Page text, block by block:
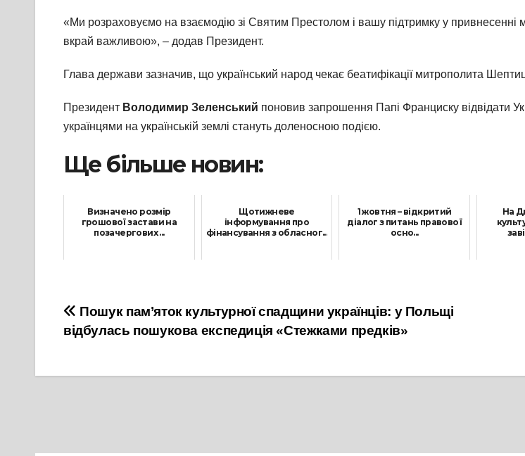
«Ми розраховуємо на взаємодію зі Святим Престолом і вашу підтримку у привнесенні
вкрай важливою», – додав Президент.
Глава держави зазначив, що український народ чекає беатифікації митрополита
Президент Володимир Зеленський поновив запрошення Папі Франциску відвідати
українцями на українській землі стануть доленосною подією.
Ще більше новин:
Визначено розмір
грошової застави на
позачергових ...
Щотижневе
інформування про
фінансування з обласног...
1 жовтня – відкритий
діалог з питань правової
осно...
На
Навігація
записів
Пошук пам’яток культурної спадщини українців: у Польщі
відбулась пошукова експедиція «Стежками предків»